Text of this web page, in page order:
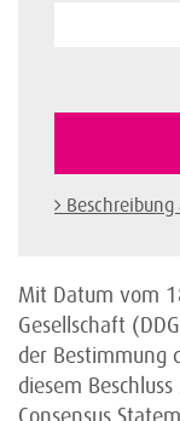
Mit Datum vom
Gesellschaft
der Bestimmung
diesem
Consensus